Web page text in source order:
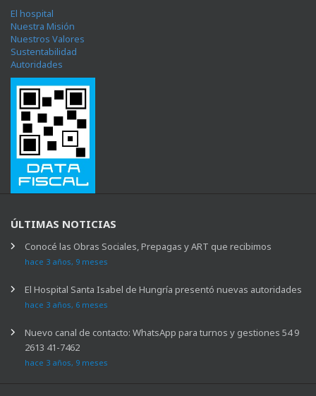
El hospital
Nuestra Misión
Nuestros Valores
Sustentabilidad
Autoridades
ÚLTIMAS NOTICIAS
Conocé las Obras Sociales, Prepagas y ART que recibimos
hace 3 años, 9 meses
El Hospital Santa Isabel de Hungría presentó nuevas autoridades
hace 3 años, 6 meses
Nuevo canal de contacto: WhatsApp para turnos y gestiones 54 9
2613 41-7462
hace 3 años, 9 meses